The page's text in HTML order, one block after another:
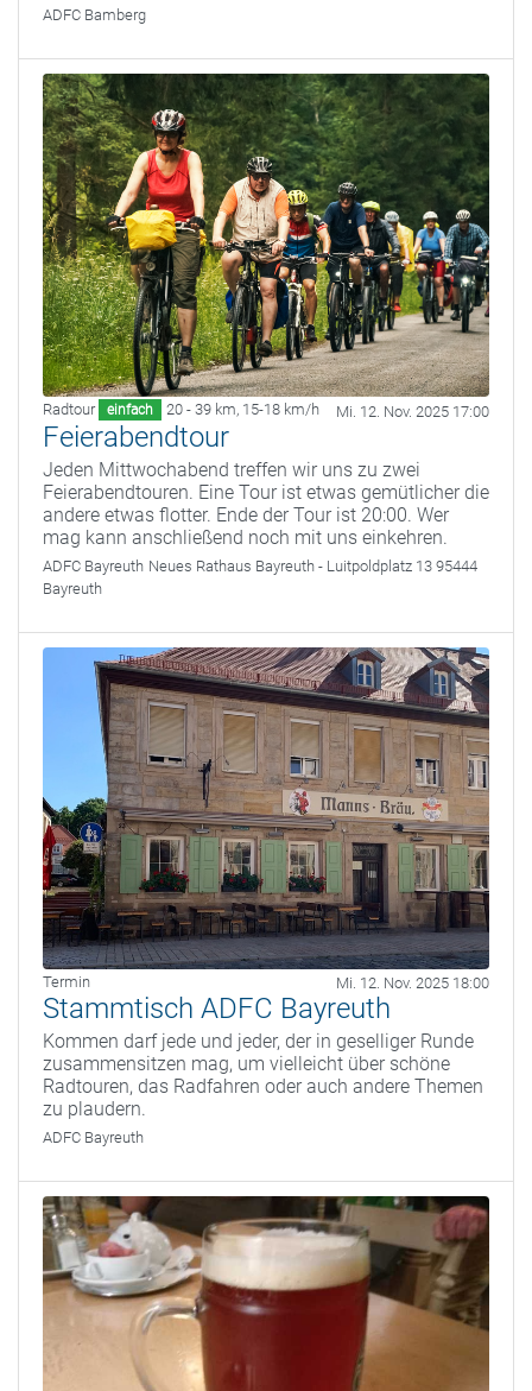
ADFC Bamberg
Radtour einfach 20 - 39 km, 15-18 km/h Mi. 12. Nov. 2025 17:00
Feierabendtour
Jeden Mittwochabend treffen wir uns zu zwei
Feierabendtouren. Eine Tour ist etwas gemütlicher die
andere etwas flotter. Ende der Tour ist 20:00. Wer
mag kann anschließend noch mit uns einkehren.
ADFC Bayreuth Neues Rathaus Bayreuth - Luitpoldplatz 13 95444
Bayreuth
Termin Mi. 12. Nov. 2025 18:00
Stammtisch ADFC Bayreuth
Kommen darf jede und jeder, der in geselliger Runde
zusammensitzen mag, um vielleicht über schöne
Radtouren, das Radfahren oder auch andere Themen
zu plaudern.
ADFC Bayreuth